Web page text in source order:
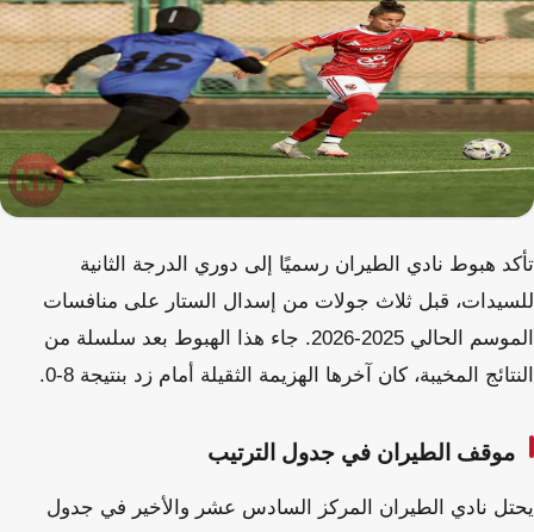
تأكد هبوط نادي الطيران رسميًا إلى دوري الدرجة الثانية
للسيدات، قبل ثلاث جولات من إسدال الستار على منافسات
الموسم الحالي 2025-2026. جاء هذا الهبوط بعد سلسلة من
النتائج المخيبة، كان آخرها الهزيمة الثقيلة أمام زد بنتيجة 8-0.
موقف الطيران في جدول الترتيب
يحتل نادي الطيران المركز السادس عشر والأخير في جدول